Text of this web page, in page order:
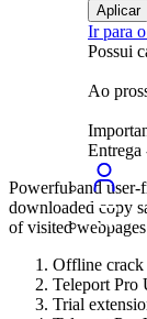
Aplicar
Ir para
Possui
Ao
Entrega
Powerful and user-
downloaded copy
of visited
Offline crack
Teleport Pro
Trial